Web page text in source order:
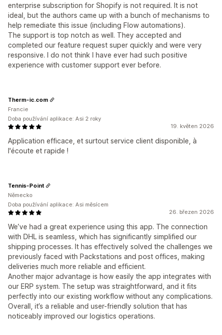
enterprise subscription for Shopify is not required. It is not
ideal, but the authors came up with a bunch of mechanisms to
help remediate this issue (including Flow automations).
The support is top notch as well. They accepted and
completed our feature request super quickly and were very
responsive. I do not think I have ever had such positive
experience with customer support ever before.
19. květen 2026
Application efficace, et surtout service client disponible, à
l'écoute et rapide !
Therm-ic.com
Francie
Doba používání aplikace: Asi 2 roky
26. březen 2026
We’ve had a great experience using this app. The connection
with DHL is seamless, which has significantly simplified our
shipping processes. It has effectively solved the challenges we
previously faced with Packstations and post offices, making
deliveries much more reliable and efficient.
Another major advantage is how easily the app integrates with
our ERP system. The setup was straightforward, and it fits
perfectly into our existing workflow without any complications.
Overall, it’s a reliable and user-friendly solution that has
noticeably improved our logistics operations.
Tennis-Point
Německo
Doba používání aplikace: Asi měsícem